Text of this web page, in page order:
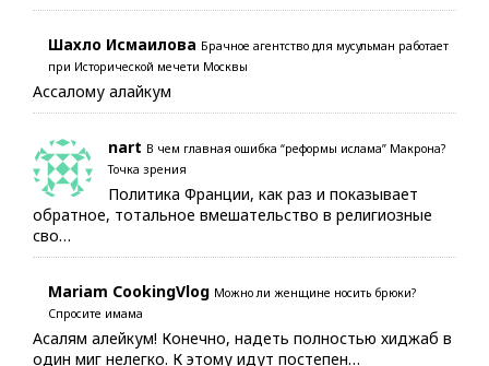
Шахло Исмаилова Брачное агентство для мусульман работает
при Исторической мечети Москвы
Ассалому алайкум
nart В чем главная ошибка “реформы ислама” Макрона?
Точка зрения
Политика Франции, как раз и показывает
обратное, тотальное вмешательство в религиозные
сво…
Mariam CookingVlog Можно ли женщине носить брюки?
Спросите имама
Асалям алейкум! Конечно, надеть полностью хиджаб в
один миг нелегко. К этому идут постепен…